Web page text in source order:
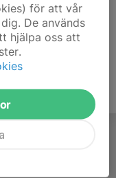
för att vår
De används
hjälpa oss att